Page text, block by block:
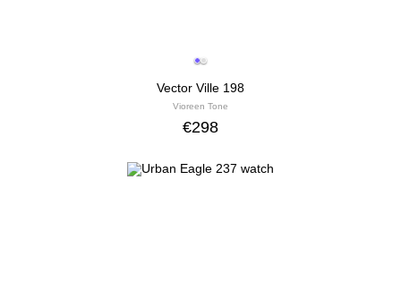
Vector Ville 198
Vioreen Tone
€298